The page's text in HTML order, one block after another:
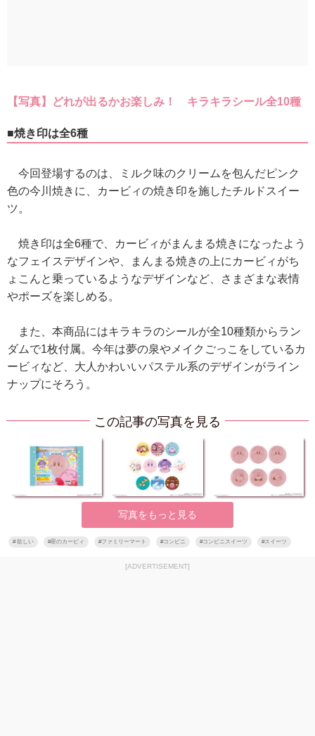
【写真】どれが出るかお楽しみ！ キラキラシール全10種
■焼き印は全6種
今回登場するのは、ミルク味のクリームを包んだピンク
色の今川焼きに、カービィの焼き印を施したチルドスイー
ツ。
焼き印は全6種で、カービィがまんまる焼きになったよう
なフェイスデザインや、まんまる焼きの上にカービィがち
ょこんと乗っているようなデザインなど、さまざまな表情
やポーズを楽しめる。
また、本商品にはキラキラのシールが全10種類からラン
ダムで1枚付属。今年は夢の泉やメイクごっこをしているカ
ービィなど、大人かわいいパステル系のデザインがライン
ナップにそろう。
この記事の写真を見る
写真をもっと見る
#欲しい #星のカービィ #ファミリーマート #コンビニ #コンビニスイーツ #スイーツ
[ADVERTISEMENT]